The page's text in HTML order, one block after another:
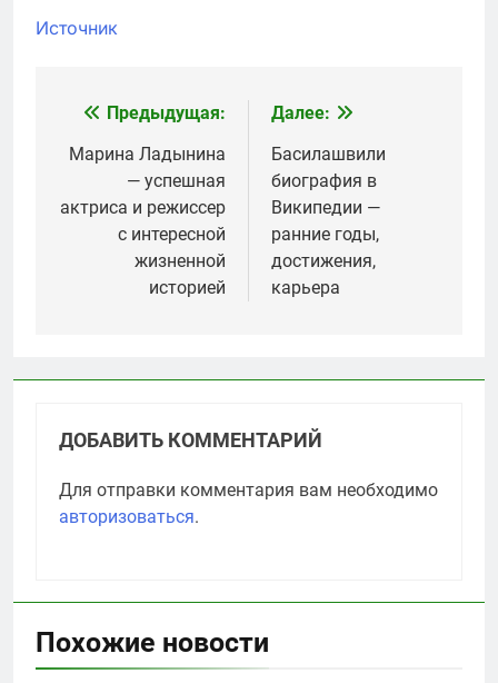
Источник
Навигация
по
записям
Предыдущая:
Марина Ладынина
— успешная
актриса и режиссер
с интересной
жизненной
историей
Далее:
Басилашвили
биография в
Википедии —
ранние годы,
достижения,
карьера
ДОБАВИТЬ КОММЕНТАРИЙ
Для отправки комментария вам необходимо
авторизоваться.
Похожие новости